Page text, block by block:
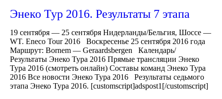
Энеко Тур 2016. Результаты 7 этапа
19 сентября — 25 сентября Нидерланды/Бельгия, Шоссе —
WT. Eneco Tour 2016 Воскресенье 25 сентября 2016 года
Маршрут: Bornem — Geraardsbergen Календарь/
Результаты Энеко Тура 2016 Прямые трансляции Энеко
Тура 2016 (смотреть онлайн) Составы команд Энеко Тура
2016 Все новости Энеко Тура 2016 Результаты седьмого
этапа Энеко Тура 2016. [customscript]adspost1[/customscript]